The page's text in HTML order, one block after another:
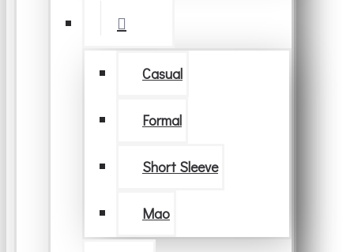
Casual
Formal
Short Sleeve
Μao